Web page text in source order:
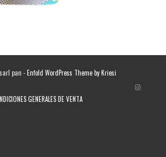
pan -Enfold WordPress Theme by Kriesi
GENERALES DE VENTA